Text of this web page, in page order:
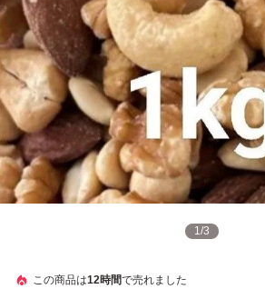
1/3
この商品は12時間で売れました